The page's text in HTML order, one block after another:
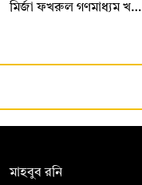
মির্জা ফখরুল গণমাধ্যম খ…
মাহবুব রনি